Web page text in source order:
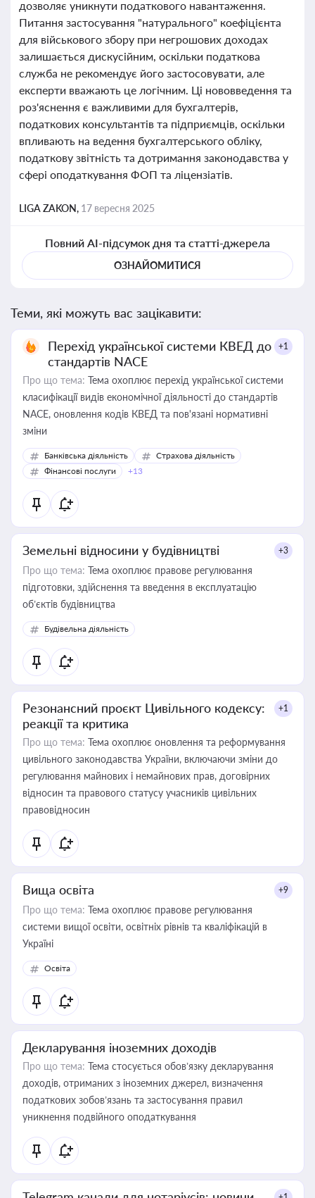
дозволяє уникнути податкового навантаження.
Питання застосування "натурального" коефіцієнта
для військового збору при негрошових доходах
залишається дискусійним, оскільки податкова
служба не рекомендує його застосовувати, але
експерти вважають це логічним. Ці нововведення та
роз'яснення є важливими для бухгалтерів,
податкових консультантів та підприємців, оскільки
впливають на ведення бухгалтерського обліку,
податкову звітність та дотримання законодавства у
сфері оподаткування ФОП та ліцензіатів.
LIGA ZAKON, 17 вересня 2025
Повний AI-підсумок дня та статті-джерела
ОЗНАЙОМИТИСЯ
Теми, які можуть вас зацікавити:
Перехід української системи КВЕД до
стандартів NACE
+1
Про що тема: Тема охоплює перехід української системи
класифікації видів економічної діяльності до стандартів
NACE, оновлення кодів КВЕД та пов'язані нормативні
зміни
Банківська діяльність
Страхова діяльність
Фінансові послуги
+13
Земельні відносини у будівництві +3
Про що тема: Тема охоплює правове регулювання
підготовки, здійснення та введення в експлуатацію
об’єктів будівництва
Будівельна діяльність
Резонансний проєкт Цивільного кодексу:
реакції та критика
+1
Про що тема: Тема охоплює оновлення та реформування
цивільного законодавства України, включаючи зміни до
регулювання майнових і немайнових прав, договірних
відносин та правового статусу учасників цивільних
правовідносин
Вища освіта +9
Про що тема: Тема охоплює правове регулювання
системи вищої освіти, освітніх рівнів та кваліфікацій в
Україні
Освіта
Декларування іноземних доходів
Про що тема: Тема стосується обов’язку декларування
доходів, отриманих з іноземних джерел, визначення
податкових зобов’язань та застосування правил
уникнення подвійного оподаткування